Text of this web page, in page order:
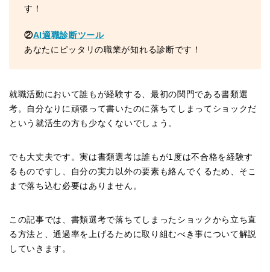
す！
②AI適職診断ツール
あなたにピッタリの職業が知れる診断です！
就職活動において誰もが経験する、最初の関門である書類選
考。自分なりに頑張って書いたのに落ちてしまってショックだ
という就活生の方も少なくないでしょう。
でも大丈夫です。実は書類選考は誰もが1度は不合格を経験す
るものですし、自分の実力以外の要素も絡んでくるため、そこ
まで落ち込む必要はありません。
この記事では、書類選考で落ちてしまったショックから立ち直
る方法と、通過率を上げるために取り組むべき事について解説
していきます。